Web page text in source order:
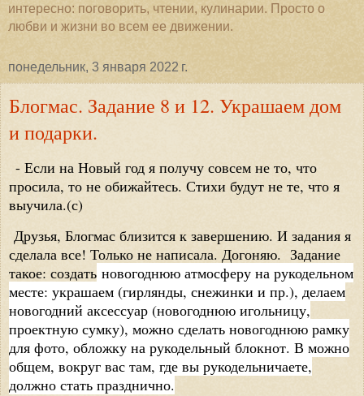
интересно: поговорить, чтении, кулинарии. Просто о
любви и жизни во всем ее движении.
понедельник, 3 января 2022 г.
Блогмас. Задание 8 и 12. Украшаем дом
и подарки.
- Если на Новый год я получу совсем не то, что
просила, то не обижайтесь. Стихи будут не те, что я
выучила.(с)
Друзья, Блогмас близится к завершению. И задания я
сделала все! Только не написала. Догоняю. Задание
такое: создать новогоднюю атмосферу на рукодельном
месте: украшаем (гирлянды, снежинки и пр.), делаем
новогодний аксессуар (новогоднюю игольницу,
проектную сумку), можно сделать новогоднюю рамку
для фото, обложку на рукодельный блокнот. В можно
общем, вокруг вас там, где вы рукодельничаете,
должно стать празднично.